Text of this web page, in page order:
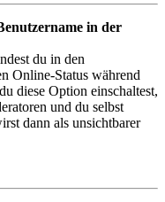
in der
du in den
Online-Status während
diese Option einschaltest,
und du selbst
dann als unsichtbarer